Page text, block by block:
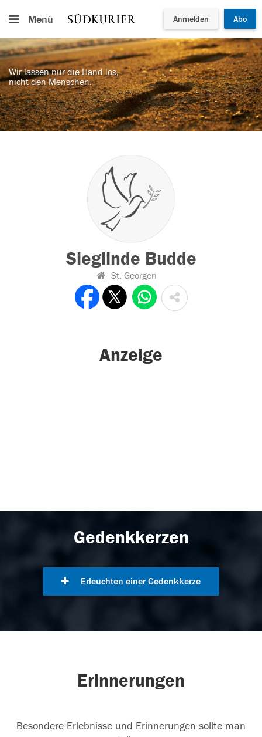
Menü Anmelden Abo
Wir lassen nur die Hand los,
nicht den Menschen.
Sieglinde Budde
St. Georgen
Anzeige
Gedenkkerzen
Erleuchten einer Gedenkkerze
Erinnerungen
Besondere Erlebnisse und Erinnerungen sollte man